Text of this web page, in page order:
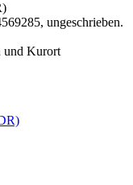
ungeschrieben.
und Kurort